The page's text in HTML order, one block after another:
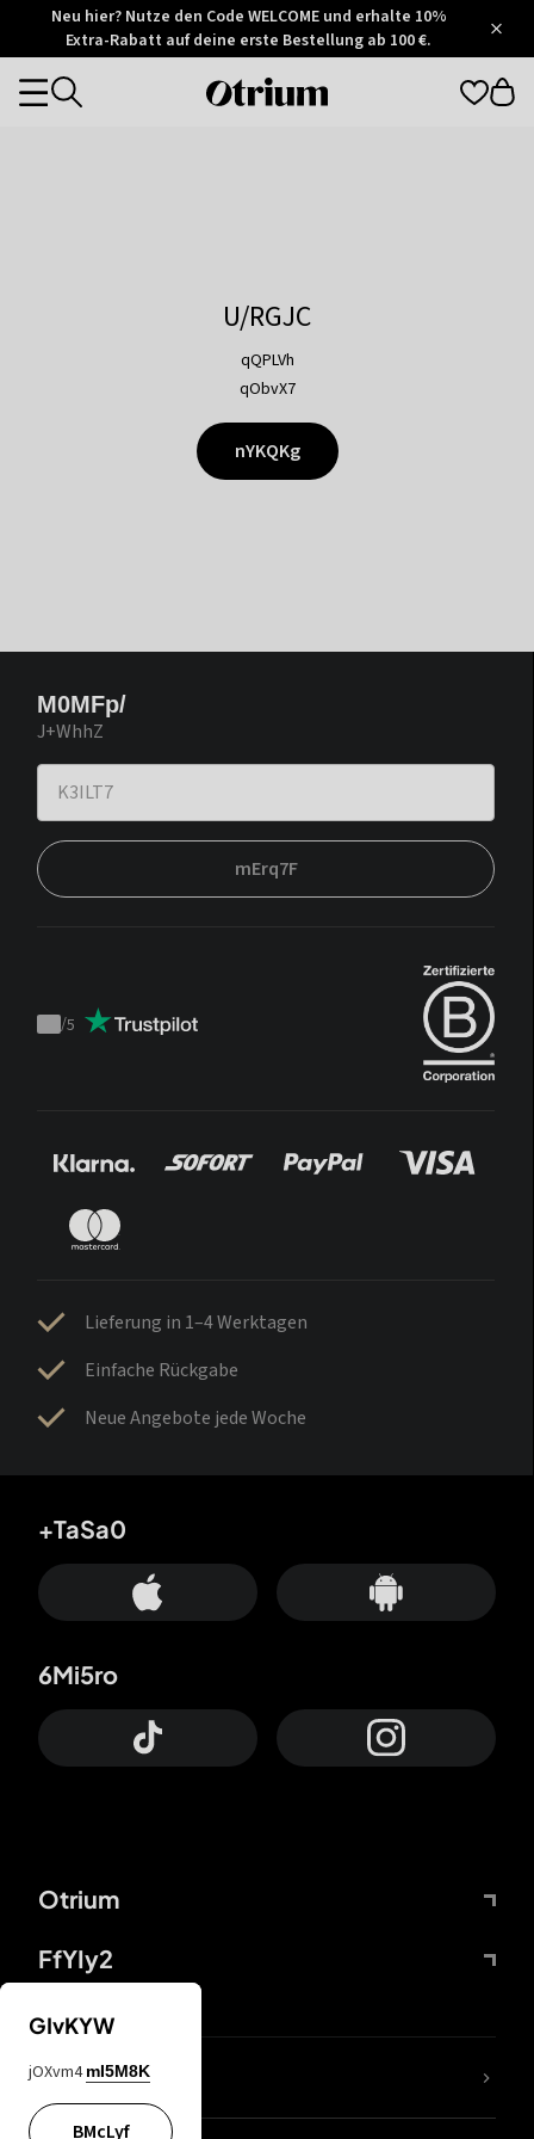
Otrium
Trustpilot
Neu hier? Nutze den Code WELCOME und erhalte 10%
Extra-Rabatt auf deine erste Bestellung ab 100 €.
Otrium
Categories
U/RGJC
qQPLVh
qObvX7
nYKQKg
M0MFp/
J+WhhZ
mErq7F
Trustpilot
/5
Lieferung in 1–4 Werktagen
Einfache Rückgabe
Neue Angebote jede Woche
Otrium
FfYIy2
+TaSa0
6Mi5ro
DDcvSo
GIvKYW
jOXvm4 mI5M8K
BMcLyf